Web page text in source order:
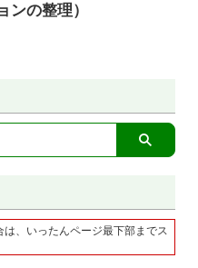
ンの整理）
、いったんページ最下部までス